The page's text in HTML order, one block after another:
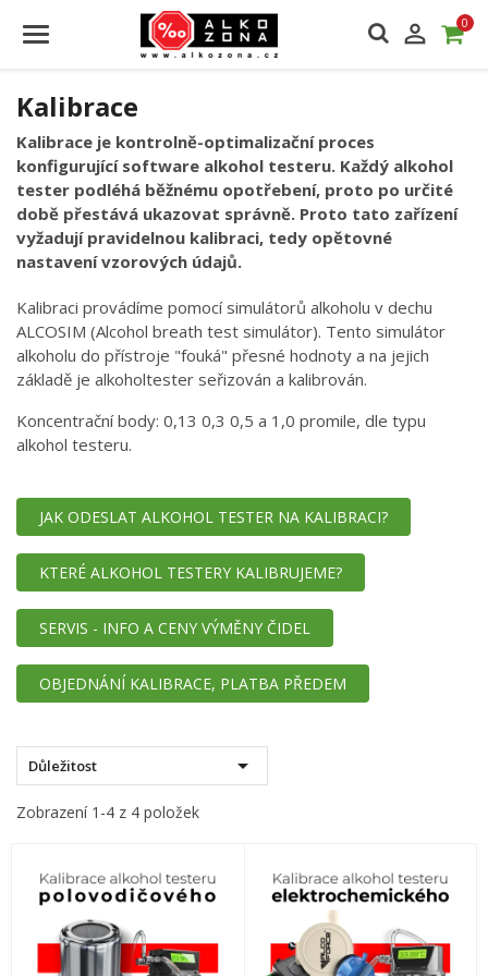
 0
Kalibrace
Kalibrace je kontrolně-optimalizační proces
konfigurující software alkohol testeru. Každý alkohol
tester podléhá běžnému opotřebení, proto po určité
době přestává ukazovat správně. Proto tato zařízení
vyžadují pravidelnou kalibraci, tedy opětovné
nastavení vzorových údajů.
Kalibraci provádíme pomocí simulátorů alkoholu v dechu
ALCOSIM (Alcohol breath test simulátor). Tento simulátor
alkoholu do přístroje "fouká" přesné hodnoty a na jejich
základě je alkoholtester seřizován a kalibrován.
Koncentrační body: 0,13 0,3 0,5 a 1,0 promile, dle typu
alkohol testeru.
JAK ODESLAT ALKOHOL TESTER NA KALIBRACI?
KTERÉ ALKOHOL TESTERY KALIBRUJEME?
SERVIS - INFO A CENY VÝMĚNY ČIDEL
OBJEDNÁNÍ KALIBRACE, PLATBA PŘEDEM
Důležitost 
Zobrazení 1-4 z 4 položek